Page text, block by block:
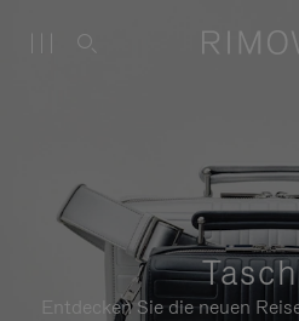
Entdecken Sie die neuen